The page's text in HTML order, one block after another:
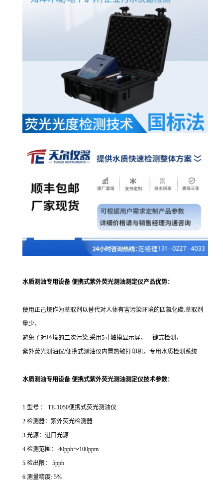
水质测油专用设备 便携式紫外荧光测油测定仪产品优势：
使用正己烷作为萃取剂以替代对人体有害污染环境的四氯化碳.萃取剂
量少，
避免了对环境的二次污染.采用5寸触摸显示屏，一键式检测，
紫外荧光测油仪/便携式测油仪内置热敏打印机，专用水质检测系统
水质测油专用设备 便携式紫外荧光测油测定仪技术参数：
1.型号 ：
TE-1050便携式荧光测油仪
2.检测器： 紫外荧光检测器
3.光源：进口光源
4.检测范围： 40ppb～100ppm
5.检出限： 5ppb
6.测量精度: 5%